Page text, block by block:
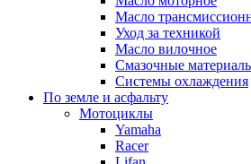
Масло
Уход за техникой
Масло вилочное
Смазочные
Системы охлаждения
По земле и асфальту
Мотоциклы
Yamaha
Racer